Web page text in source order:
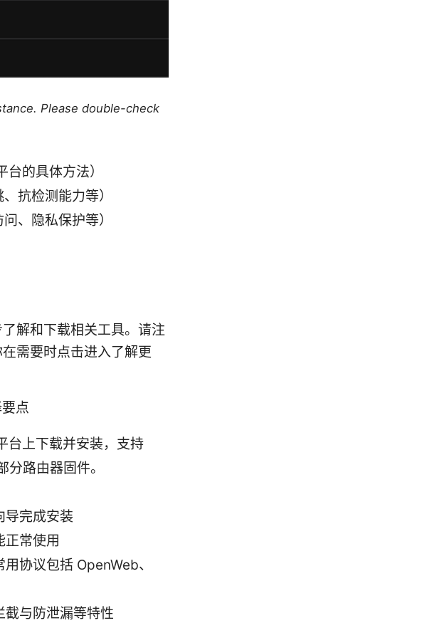
Please double-check
的具体方法）
抗检测能力等）
、隐私保护等）
解和下载相关工具。请注
需要时点击进入了解更
点
台上下载并安装，支持
路由器固件。
导完成安装
正常使用
协议包括 OpenWeb、
截与防泄漏等特性